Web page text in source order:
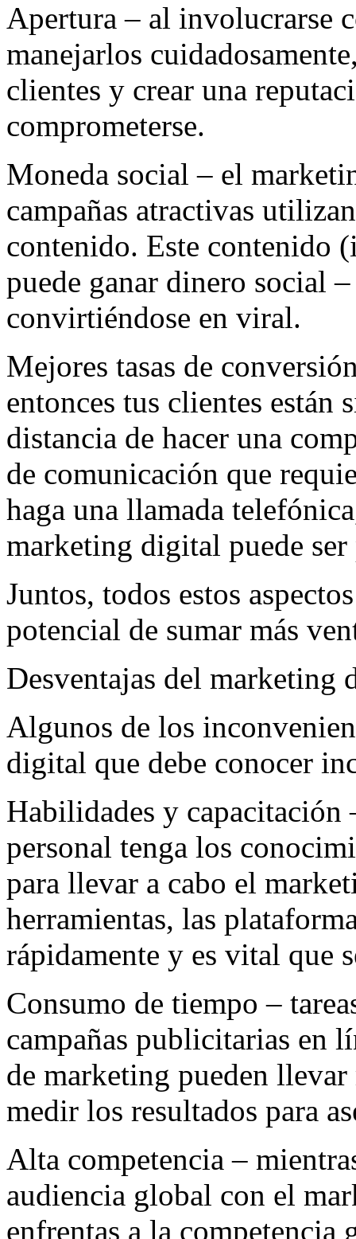
Apertura – al involucrarse
manejarlos
clientes y crear una
comprometerse.
Moneda social – el
campañas atractivas
contenido. Este contenido
puede ganar dinero social
convirtiéndose en viral.
Mejores tasas de
entonces tus clientes están
distancia de hacer una
de comunicación que
haga una llamada
marketing digital puede
Juntos, todos estos
potencial de sumar más
Desventajas del marketing
Algunos de los
digital que debe conocer
Habilidades y capacitación
personal tenga los
para llevar a cabo el
herramientas, las
rápidamente y es vital que
Consumo de tiempo –
campañas publicitarias en
de marketing pueden
medir los resultados para
Alta competencia –
audiencia global con el
enfrentas a la competencia